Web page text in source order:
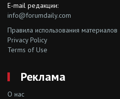
E-mail редакции:
info@forumdaily.com
Правила использования материалов
Privacy Policy
Terms of Use
Реклама
О нас